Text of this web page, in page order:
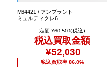
M64421 / アンプラント
ミュルティクレ6
定価 ¥60,500(税込)
税込買取金額
¥52,030
税込買取率 86.0%